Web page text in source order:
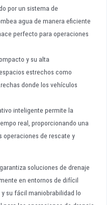
por un sistema de
agua de manera eficiente
perfecto para operaciones
y su alta
estrechos como
donde los vehículos
inteligente permite la
real, proporcionando una
operaciones de rescate y
soluciones de drenaje
en entornos de difícil
su fácil maniobrabilidad lo